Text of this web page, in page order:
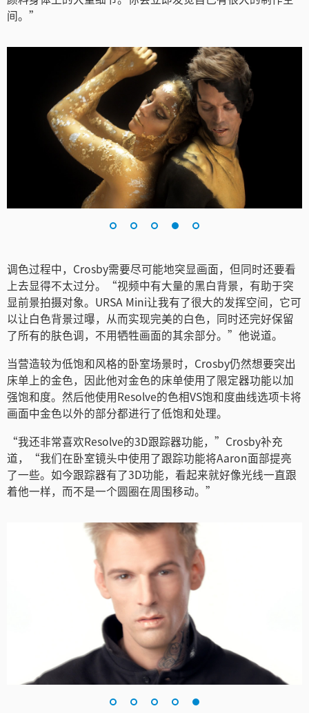
间。”
调色过程中，Crosby需要尽可能地突显画面，但同时还要看
上去显得不太过分。“视频中有大量的黑白背景，有助于突
显前景拍摄对象。URSA Mini让我有了很大的发挥空间，它可
以让白色背景过曝，从而实现完美的白色，同时还完好保留
了所有的肤色调，不用牺牲画面的其余部分。”他说道。
当营造较为低饱和风格的卧室场景时，Crosby仍然想要突出
床单上的金色，因此他对金色的床单使用了限定器功能以加
强饱和度。然后他使用Resolve的色相VS饱和度曲线选项卡将
画面中金色以外的部分都进行了低饱和处理。
“我还非常喜欢Resolve的3D跟踪器功能，”Crosby补充
道，“我们在卧室镜头中使用了跟踪功能将Aaron面部提亮
了一些。如今跟踪器有了3D功能，看起来就好像光线一直跟
着他一样，而不是一个圆圈在周围移动。”